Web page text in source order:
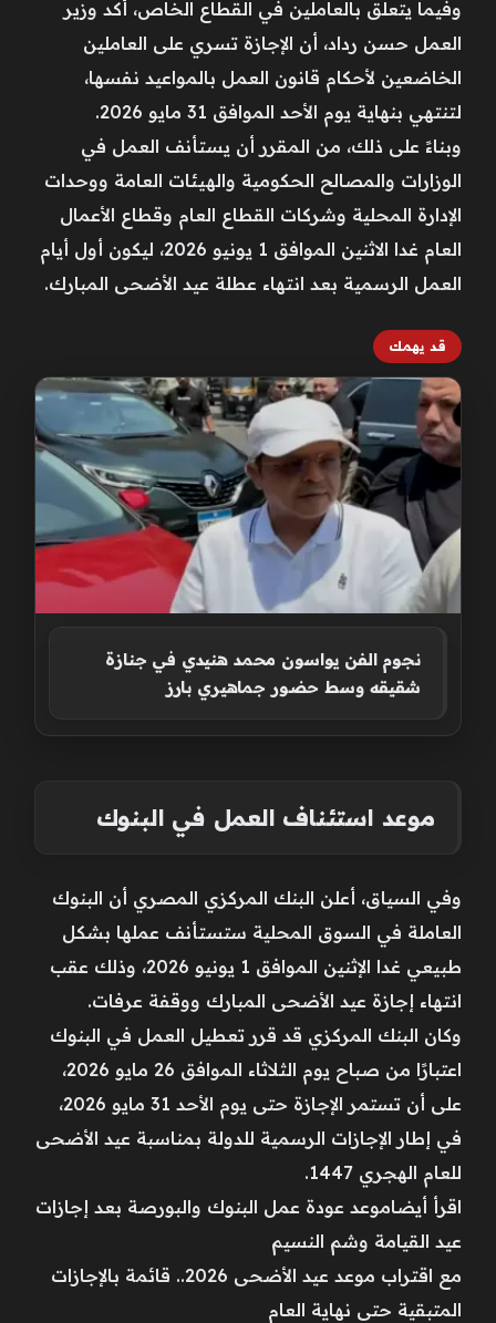
وفيما يتعلق بالعاملين في القطاع الخاص، أكد وزير
العمل حسن رداد، أن الإجازة تسري على العاملين
الخاضعين لأحكام قانون العمل بالمواعيد نفسها،
لتنتهي بنهاية يوم الأحد الموافق 31 مايو 2026.
وبناءً على ذلك، من المقرر أن يستأنف العمل في
الوزارات والمصالح الحكومية والهيئات العامة ووحدات
الإدارة المحلية وشركات القطاع العام وقطاع الأعمال
العام غدا الاثنين الموافق 1 يونيو 2026، ليكون أول أيام
العمل الرسمية بعد انتهاء عطلة عيد الأضحى المبارك.
قد يهمك
نجوم الفن يواسون محمد هنيدي في جنازة
شقيقه وسط حضور جماهيري بارز
موعد استئناف العمل في البنوك
وفي السياق، أعلن البنك المركزي المصري أن البنوك
العاملة في السوق المحلية ستستأنف عملها بشكل
طبيعي غدا الإثنين الموافق 1 يونيو 2026، وذلك عقب
انتهاء إجازة عيد الأضحى المبارك ووقفة عرفات.
وكان البنك المركزي قد قرر تعطيل العمل في البنوك
اعتبارًا من صباح يوم الثلاثاء الموافق 26 مايو 2026،
على أن تستمر الإجازة حتى يوم الأحد 31 مايو 2026،
في إطار الإجازات الرسمية للدولة بمناسبة عيد الأضحى
للعام الهجري 1447.
اقرأ أيضاموعد عودة عمل البنوك والبورصة بعد إجازات
عيد القيامة وشم النسيم
مع اقتراب موعد عيد الأضحى 2026.. قائمة بالإجازات
المتبقية حتى نهاية العام